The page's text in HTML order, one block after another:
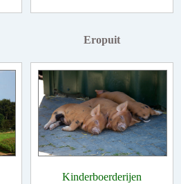
Eropuit
Kinderboerderijen